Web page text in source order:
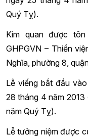
Quý Tỵ).
Kim quan được
GHPGVN – Thiền
Nghĩa, phường 8,
Lễ viếng bắt đầu
28 tháng 4 năm 2013
năm Quý Tỵ).
Lễ tưởng niệm được